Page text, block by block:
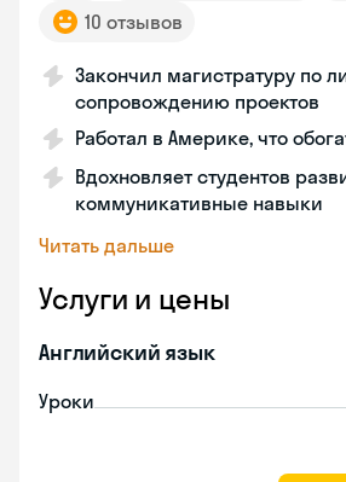
10 отзывов
Закончил магистратуру по
сопровождению проектов
Работал в Америке, что
Вдохновляет студентов
коммуникативные навыки
Читать дальше
Услуги и цены
Английский язык
Уроки